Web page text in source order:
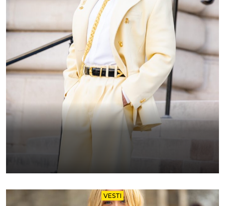
VESTI